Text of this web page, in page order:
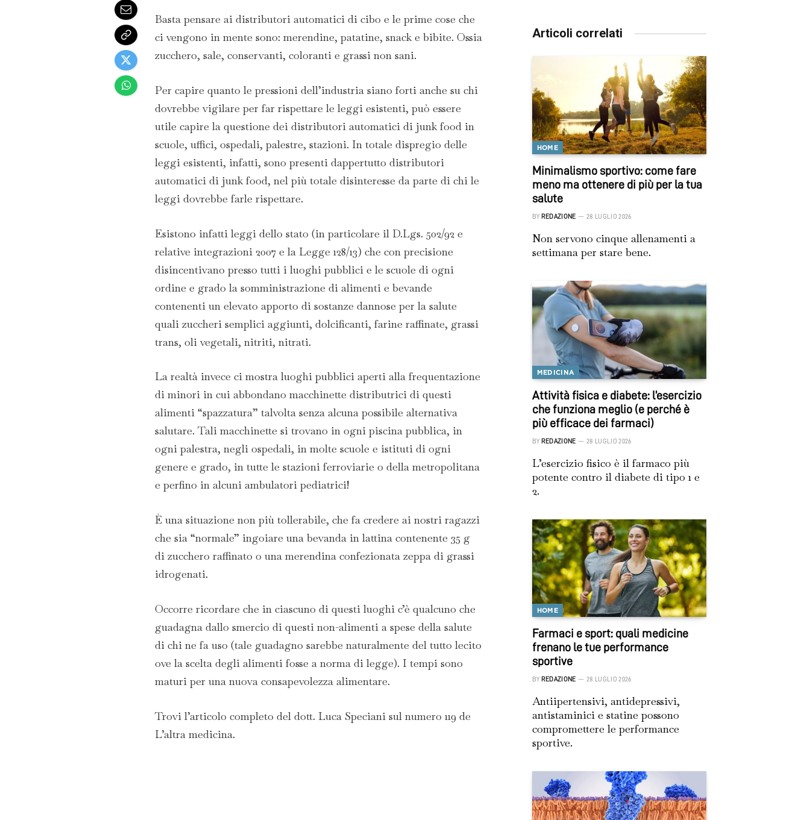
Basta pensare ai distributori automatici di cibo e le prime cose che
ci vengono in mente sono: merendine, patatine, snack e bibite. Ossia
zucchero, sale, conservanti, coloranti e grassi non sani.
Per capire quanto le pressioni dell’industria siano forti anche su chi
dovrebbe vigilare per far rispettare le leggi esistenti, può essere
utile capire la questione dei distributori automatici di junk food in
scuole, uffici, ospedali, palestre, stazioni. In totale dispregio delle
leggi esistenti, infatti, sono presenti dappertutto distributori
automatici di junk food, nel più totale disinteresse da parte di chi le
leggi dovrebbe farle rispettare.
Esistono infatti leggi dello stato (in particolare il D.Lgs. 502/92 e
relative integrazioni 2007 e la Legge 128/13) che con precisione
disincentivano presso tutti i luoghi pubblici e le scuole di ogni
ordine e grado la somministrazione di alimenti e bevande
contenenti un elevato apporto di sostanze dannose per la salute
quali zuccheri semplici aggiunti, dolcificanti, farine raffinate, grassi
trans, oli vegetali, nitriti, nitrati.
La realtà invece ci mostra luoghi pubblici aperti alla frequentazione
di minori in cui abbondano macchinette distributrici di questi
alimenti “spazzatura” talvolta senza alcuna possibile alternativa
salutare. Tali macchinette si trovano in ogni piscina pubblica, in
ogni palestra, negli ospedali, in molte scuole e istituti di ogni
genere e grado, in tutte le stazioni ferroviarie o della metropolitana
e perfino in alcuni ambulatori pediatrici!
È una situazione non più tollerabile, che fa credere ai nostri ragazzi
che sia “normale” ingoiare una bevanda in lattina contenente 35 g
di zucchero raffinato o una merendina confezionata zeppa di grassi
idrogenati.
Occorre ricordare che in ciascuno di questi luoghi c’è qualcuno che
guadagna dallo smercio di questi non-alimenti a spese della salute
di chi ne fa uso (tale guadagno sarebbe naturalmente del tutto lecito
ove la scelta degli alimenti fosse a norma di legge). I tempi sono
maturi per una nuova consapevolezza alimentare.
Trovi l’articolo completo del dott. Luca Speciani sul numero 119 de
L’altra medicina.
Articoli correlati
HOME
Minimalismo sportivo: come fare
meno ma ottenere di più per la tua
salute
BY REDAZIONE 28 LUGLIO 2026
Non servono cinque allenamenti a
settimana per stare bene.
MEDICINA
Attività fisica e diabete: l’esercizio
che funziona meglio (e perché è
più efficace dei farmaci)
BY REDAZIONE 28 LUGLIO 2026
L’esercizio fisico è il farmaco più
potente contro il diabete di tipo 1 e
2.
HOME
Farmaci e sport: quali medicine
frenano le tue performance
sportive
BY REDAZIONE 28 LUGLIO 2026
Antiipertensivi, antidepressivi,
antistaminici e statine possono
compromettere le performance
sportive.